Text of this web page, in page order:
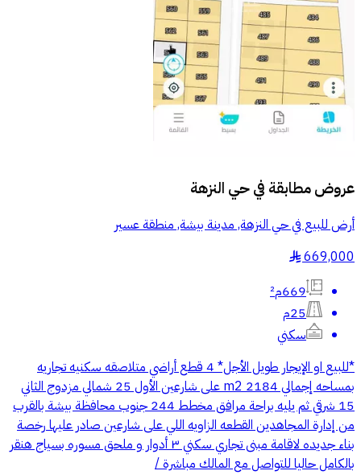
عروض مطابقة فيحي النزهة
أرض للبيع في حي النزهة, مدينة بيشة, منطقة عسير
669,000
§
669م²
25م
سكني
*للبيع او الإيجار طويل الأجل* 4 قطع أراضي متلاصقه سكنيه تجاريه
بمساحه إجمالي 2184 m2 على شارعين الأول 25 شمالي مزدوج الثاني
15 شرقي ثم يليه براحة مرافق مخطط 244 جنوب محافظة بيشة بالقرب
من إدارة المجاهدين القطعه الزاويه اللي على شارعين صادر عليها رخصة
بناء جديده لاقامة مبنى تجاري سكني ٣ أدوار و ملحق مسوره بسياج هنقر
بالكامل حاليا للتواصل مع المالك مباشرة /